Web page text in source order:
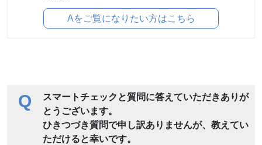
Aをご覧になりたい方はこちら
Q
スマートチェックと質問に答えていただきありが
とうございます。
ひきつづき質問で申し訳ありませんが、教えてい
ただけると幸いです。